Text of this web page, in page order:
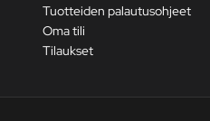
Tuotteiden palautusohjeet
Oma tili
Tilaukset